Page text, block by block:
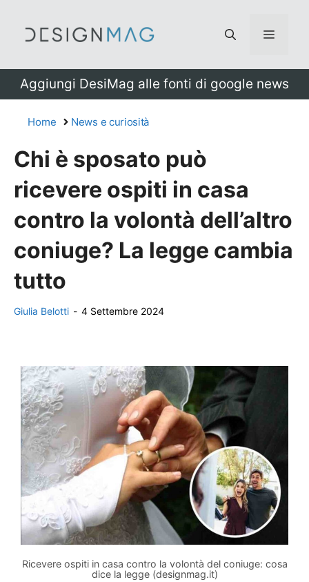
Menu
Aggiungi DesiMag alle fonti di google news
Home News e curiosità
Chi è sposato può
ricevere ospiti in casa
contro la volontà dell’altro
coniuge? La legge cambia
tutto
Giulia Belotti - 4 Settembre 2024
Ricevere ospiti in casa contro la volontà del coniuge: cosa
dice la legge (designmag.it)